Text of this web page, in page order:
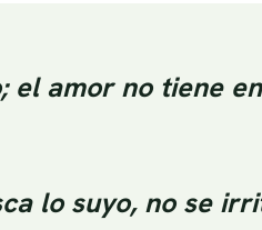
el amor no tiene
lo suyo, no se